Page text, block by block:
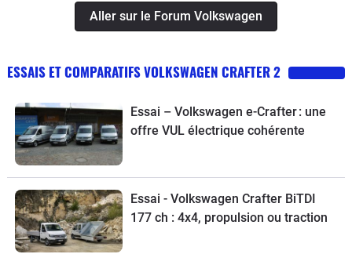
Aller sur le Forum Volkswagen
ESSAIS ET COMPARATIFS VOLKSWAGEN CRAFTER 2
Essai – Volkswagen e-Crafter : une
offre VUL électrique cohérente
Essai - Volkswagen Crafter BiTDI
177 ch : 4x4, propulsion ou traction